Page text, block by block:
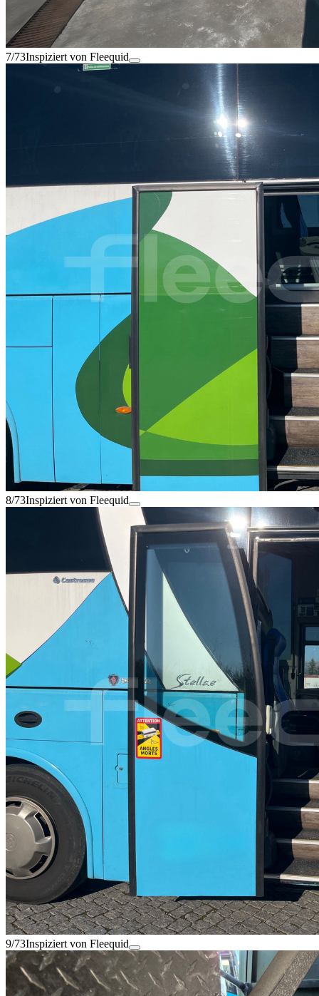
7/73Inspiziert von Fleequid
8/73Inspiziert von Fleequid
9/73Inspiziert von Fleequid